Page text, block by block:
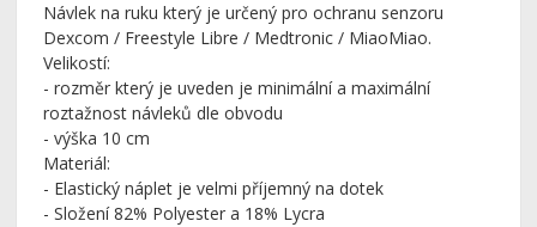
Návlek na ruku který je určený pro ochranu senzoru
Dexcom / Freestyle Libre / Medtronic / MiaoMiao.
Velikostí:
- rozměr který je uveden je minimální a maximální
roztažnost návleků dle obvodu
- výška 10 cm
Materiál:
- Elastický náplet je velmi příjemný na dotek
- Složení 82% Polyester a 18% Lycra